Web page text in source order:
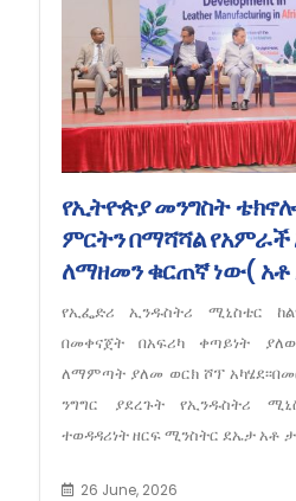
የኢትዮጵያ መንግስት
ምርትን በማሻሻል የአምራች
ለማዘመን ቁርጠኛ ነው(
የኢፌድሪ ኢንዱስትሪ ሚኒስቴር
በመቀናጀት በአፍሪካ ቀጣይነት
ለማምጣት ያለመ ወርክ ሾፕ
ንግግር ያደረጉት የኢንዱስትሪ
ተወዳዳሪነት ዘርፍ ሚንስትር ደኤታ አቶ
26 June, 2026